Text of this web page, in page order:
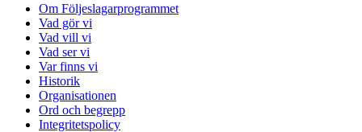
Om Följeslagarprogrammet
Vad gör vi
Vad vill vi
Vad ser vi
Var finns vi
Historik
Organisationen
Ord och begrepp
Integritetspolicy